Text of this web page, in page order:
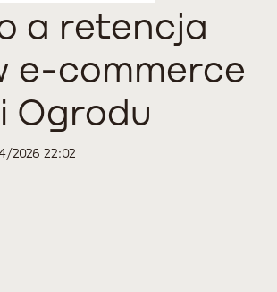
a retencja
e-commerce
Ogrodu
2026 22:02